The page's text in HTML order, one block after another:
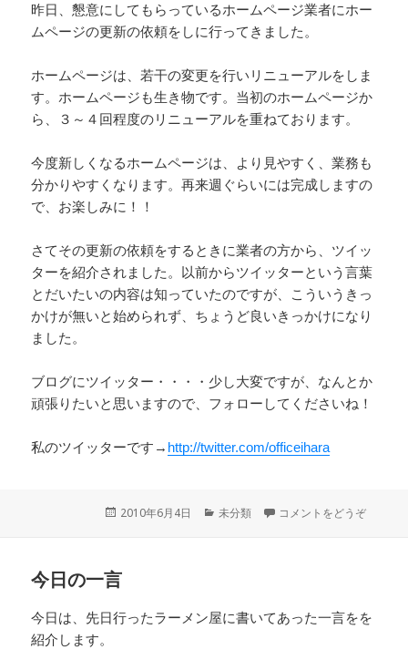
昨日、懇意にしてもらっているホームページ業者にホー
ムページの更新の依頼をしに行ってきました。
ホームページは、若干の変更を行いリニューアルをしま
す。ホームページも生き物です。当初のホームページか
ら、３～４回程度のリニューアルを重ねております。
今度新しくなるホームページは、より見やすく、業務も
分かりやすくなります。再来週ぐらいには完成しますの
で、お楽しみに！！
さてその更新の依頼をするときに業者の方から、ツイッ
ターを紹介されました。以前からツイッターという言葉
とだいたいの内容は知っていたのですが、こういうきっ
かけが無いと始められず、ちょうど良いきっかけになり
ました。
ブログにツイッター・・・・少し大変ですが、なんとか
頑張りたいと思いますので、フォローしてくださいね！
私のツイッターです→ http://twitter.com/officeihara
投
2010年6月4日
カ
未分類 コメントをどうぞ
今日の一言
今日は、先日行ったラーメン屋に書いてあった一言をを
紹介します。